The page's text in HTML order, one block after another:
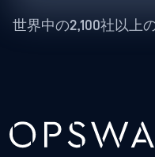
世界中の2,100社以上